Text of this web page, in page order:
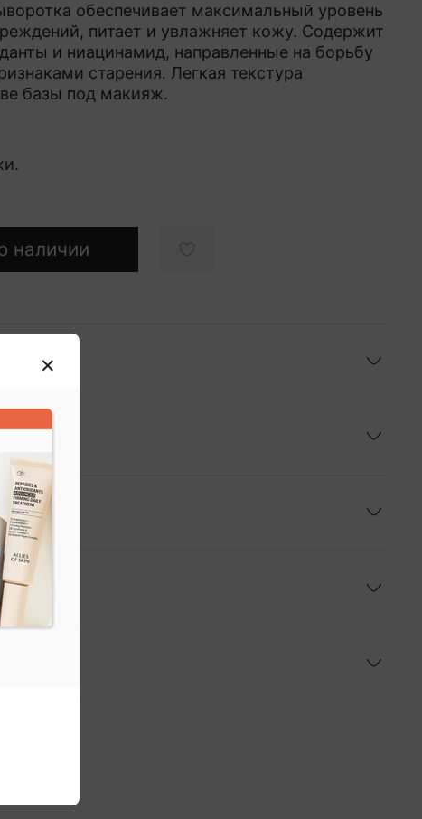
наличии
обеспечивает максимальный уровень
питает и увлажняет кожу. Содержит
и ниацинамид, направленные на борьбу
старения. Легкая текстура
базы под макияж.